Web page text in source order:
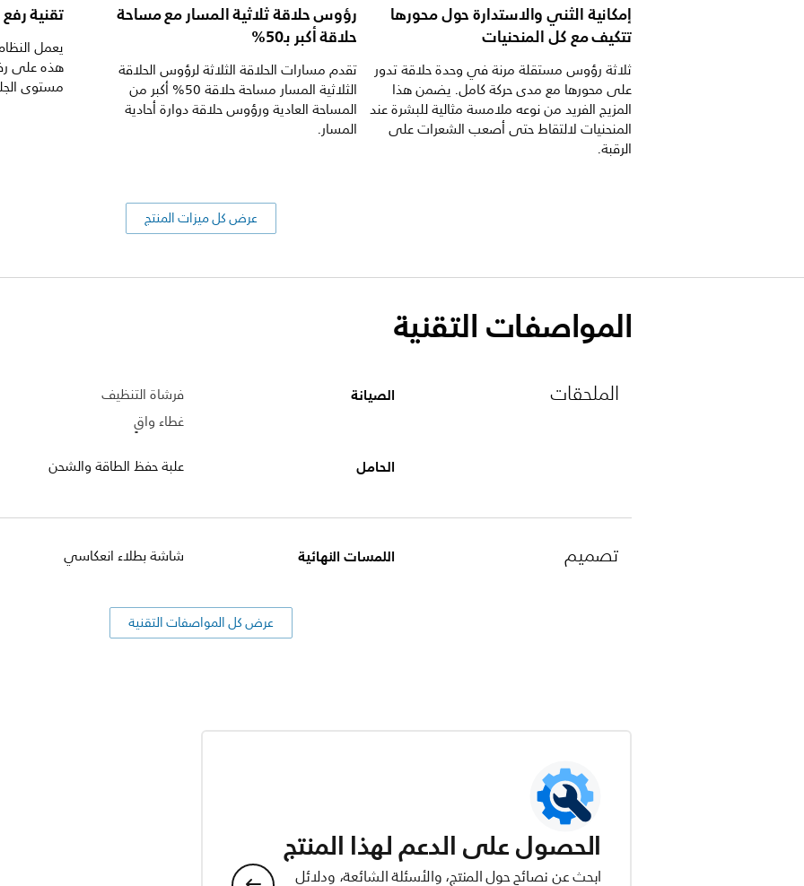
إمكانية الثني والاستدارة حول محورها
تتكيف مع كل المنحنيات
ثلاثة رؤوس مستقلة مرنة في وحدة حلاقة تدور
على محورها مع مدى حركة كامل. يضمن هذا
المزيج الفريد من نوعه ملامسة مثالية للبشرة عند
المنحنيات لالتقاط حتى أصعب الشعرات على
الرقبة.
رؤوس حلاقة ثلاثية المسار مع مساحة
حلاقة أكبر بـ50%
تقدم مسارات الحلاقة الثلاثة لرؤوس الحلاقة
الثلاثية المسار مساحة حلاقة 50% أكبر من
المساحة العادية ورؤوس حلاقة دوارة أحادية
المسار.
تقنية
يعمل
هذه على
مستوى
عرض كل ميزات المنتج
المواصفات التقنية
الملحقات الصيانة
فرشاة التنظيف
غطاء واقٍ
الحامل علبة حفظ الطاقة والشحن
تصميم اللمسات النهائية شاشة بطلاء انعكاسي
عرض كل المواصفات التقنية
الحصول على الدعم لهذا المنتج
ابحث عن نصائح حول المنتج، والأسئلة الشائعة، ودلائل